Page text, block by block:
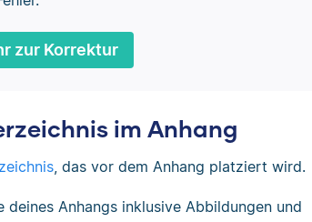
zur Korrektur
im Anhang
, das vor dem Anhang platziert wird.
Anhangs inklusive Abbildungen und